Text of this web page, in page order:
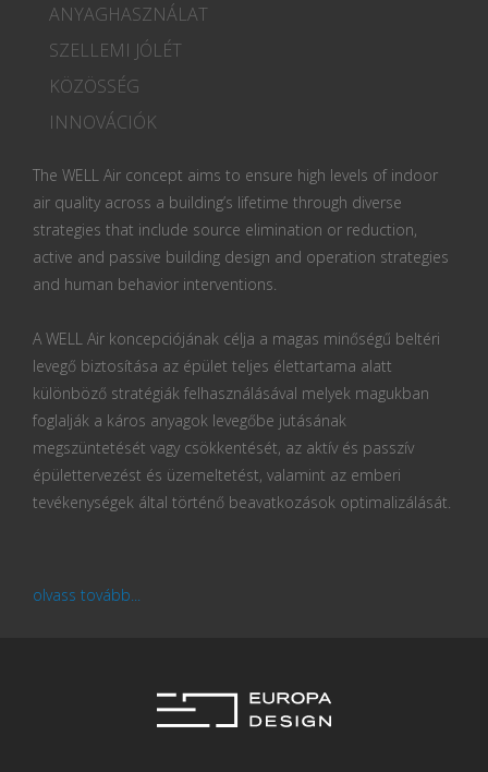
ANYAGHASZNÁLAT
SZELLEMI JÓLÉT
KÖZÖSSÉG
INNOVÁCIÓK
The WELL Air concept aims to ensure high levels of indoor
air quality across a building’s lifetime through diverse
strategies that include source elimination or reduction,
active and passive building design and operation strategies
and human behavior interventions.
A WELL Air koncepciójának célja a magas minőségű beltéri
levegő biztosítása az épület teljes élettartama alatt
különböző stratégiák felhasználásával melyek magukban
foglalják a káros anyagok levegőbe jutásának
megszüntetését vagy csökkentését, az aktív és passzív
épülettervezést és üzemeltetést, valamint az emberi
tevékenységek által történő beavatkozások optimalizálását.
olvass tovább...